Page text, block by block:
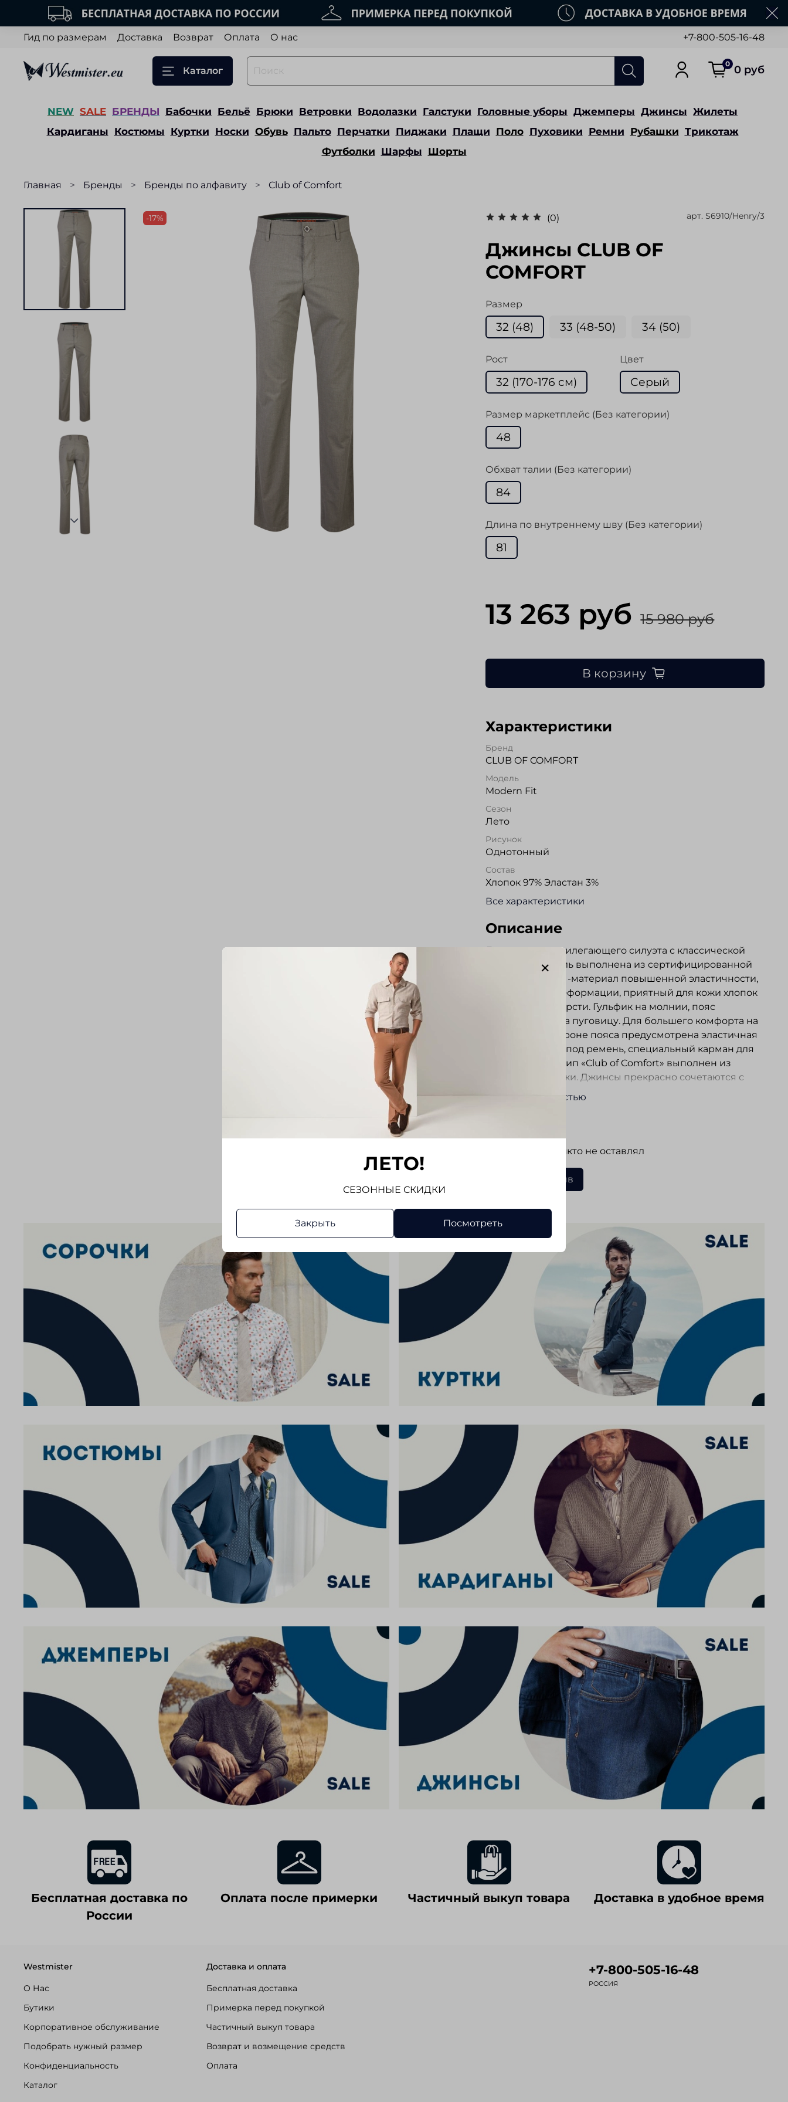
Гид по размерам Доставка Возврат Оплата О нас +7-800-505-16-48
Каталог
0 0 руб
NEW SALE БРЕНДЫ Бабочки Бельё Брюки Ветровки Водолазки Галстуки Головные уборы Джемперы Джинсы Жилеты
Кардиганы Костюмы Куртки Носки Обувь Пальто Перчатки Пиджаки Плащи Поло Пуховики Ремни Рубашки Трикотаж
Футболки Шарфы Шорты
Главная Бренды Бренды по алфавиту Club of Comfort
-17% (0) арт. S6910/Henry/3
Джинсы CLUB OF
COMFORT
Размер
32 (48) 33 (48-50) 34 (50)
Рост
32 (170-176 cм)
Цвет
Серый
Размер маркетплейс (Без категории)
48
Обхват талии (Без категории)
84
Длина по внутреннему шву (Без категории)
81
13 263 руб 15 980 руб
В корзину
Характеристики
Бренд
CLUB OF COMFORT
Модель
Modern Fit
Сезон
Лето
Рисунок
Однотонный
Состав
Хлопок 97% Эластан 3%
Все характеристики
Описание
Джинсы полуприлегающего силуэта с классической
посадкой. Модель выполнена из сертифицированной
ткани Wool Look -материал повышенной эластичности,
устойчивый к деформации, приятный для кожи хлопок
с имитацией шерсти. Гульфик на молнии, пояс
застегивается на пуговицу. Для большего комфорта на
внутренней стороне пояса предусмотрена эластичная
тесьма. Шлевки под ремень, специальный карман для
телефона. Логотип «Club of Comfort» выполнен из
натуральной кожи. Джинсы прекрасно сочетаются с
Показать полностью
Отзывов еще никто не оставлял
Написать отзыв
Бесплатная доставка по
России
Оплата после примерки Частичный выкуп товара Доставка в удобное время
Westmister
О Нас
Бутики
Корпоративное обслуживание
Подобрать нужный размер
Конфиденциальность
Каталог
Доставка и оплата
Бесплатная доставка
Примерка перед покупкой
Частичный выкуп товара
Возврат и возмещение средств
Оплата
+7-800-505-16-48
РОССИЯ
ЛЕТО!
СЕЗОННЫЕ СКИДКИ
Закрыть Посмотреть